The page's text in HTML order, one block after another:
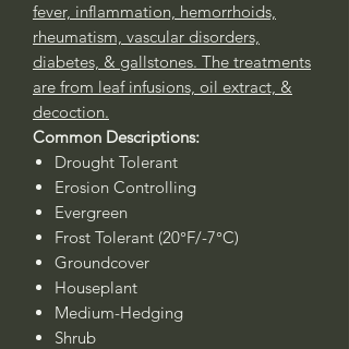
fever, inflammation, hemorrhoids,
rheumatism, vascular disorders,
diabetes, & gallstones. The treatments
are from leaf infusions, oil extract, &
decoction.
Common Descriptions:
Drought Tolerant
Erosion Controlling
Evergreen
Frost Tolerant (20°F/-7°C)
Groundcover
Houseplant
Medium-Hedging
Shrub